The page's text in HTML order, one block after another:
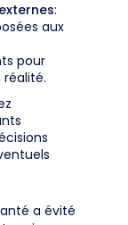
:
aux
pour
réalité.
a évité